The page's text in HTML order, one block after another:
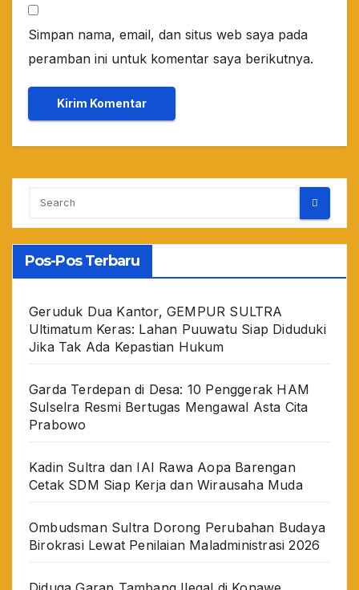
Simpan nama, email, dan situs web saya pada
peramban ini untuk komentar saya berikutnya.
Pos-Pos Terbaru
Geruduk Dua Kantor, GEMPUR SULTRA
Ultimatum Keras: Lahan Puuwatu Siap Diduduki
Jika Tak Ada Kepastian Hukum
Garda Terdepan di Desa: 10 Penggerak HAM
Sulselra Resmi Bertugas Mengawal Asta Cita
Prabowo
Kadin Sultra dan IAI Rawa Aopa Barengan
Cetak SDM Siap Kerja dan Wirausaha Muda
Ombudsman Sultra Dorong Perubahan Budaya
Birokrasi Lewat Penilaian Maladministrasi 2026